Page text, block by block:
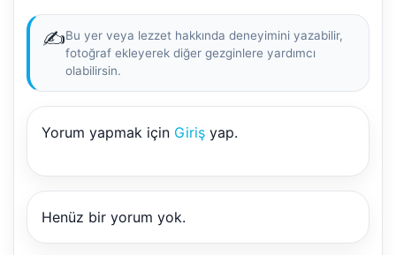
✍️Bu yer veya lezzet hakkında deneyimini yazabilir,
fotoğraf ekleyerek diğer gezginlere yardımcı
olabilirsin.
Yorum yapmak için Giriş yap.
Henüz bir yorum yok.